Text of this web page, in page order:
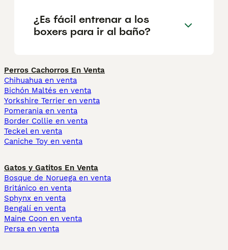
¿Es fácil entrenar a los
boxers para ir al baño?
Perros Cachorros En Venta
Chihuahua en venta
Bichón Maltés en venta
Yorkshire Terrier en venta
Pomerania en venta
Border Collie en venta
Teckel en venta
Caniche Toy en venta
Gatos y Gatitos En Venta
Bosque de Noruega en venta
Británico en venta
Sphynx en venta
Bengalí en venta
Maine Coon en venta
Persa en venta